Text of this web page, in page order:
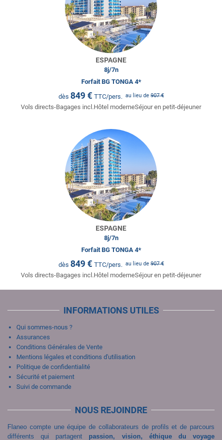
ESPAGNE
8j/7n
Forfait BG TONGA 4*
dès 849€ TTC/pers. au lieu de907€
Vols directs-Bagages incl.Hôtel moderneSéjour en petit-déjeuner
ESPAGNE
8j/7n
Forfait BG TONGA 4*
dès 849€ TTC/pers. au lieu de907€
Vols directs-Bagages incl.Hôtel moderneSéjour en petit-déjeuner
INFORMATIONS UTILES
Qui sommes-nous ?
Assurances
Conditions Générales de Vente
Mentions légales et conditions d'utilisation
Politique de confidentialité
Sécurité et paiement
Suivi de commande
NOUS REJOINDRE
Flaneo compte une équipe de collaborateurs de profils et de parcours
différents qui partagent passion, vision, éthique du voyage